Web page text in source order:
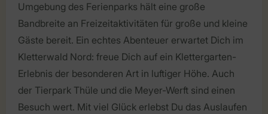
Umgebung des Ferienparks hält eine große
Bandbreite an Freizeitaktivitäten für große und kleine
Gäste bereit. Ein echtes Abenteuer erwartet Dich im
Kletterwald Nord: freue Dich auf ein Klettergarten-
Erlebnis der besonderen Art in luftiger Höhe. Auch
der Tierpark Thüle und die Meyer-Werft sind einen
Besuch wert. Mit viel Glück erlebst Du das Auslaufen